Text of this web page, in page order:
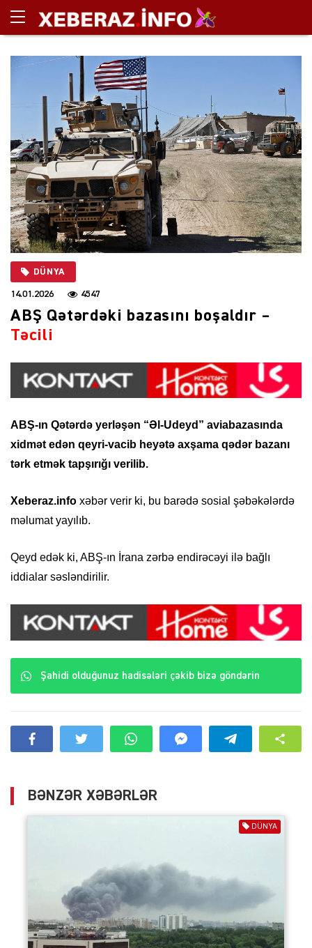
DÜNYA
14.01.2026 4547
ABŞ Qətərdəki bazasını boşaldır –
Təcili
ABŞ-ın Qətərdə yerləşən “Əl-Udeyd” aviabazasında
xidmət edən qeyri-vacib heyətə axşama qədər bazanı
tərk etmək tapşırığı verilib.
Xeberaz.info xəbər verir ki, bu barədə sosial şəbəkələrdə
məlumat yayılıb.
Qeyd edək ki, ABŞ-ın İrana zərbə endirəcəyi ilə bağlı
iddialar səsləndirilir.
Şahidi olduğunuz hadisələri çəkib bizə göndərin
BƏNZƏR XƏBƏRLƏR
DÜNYA